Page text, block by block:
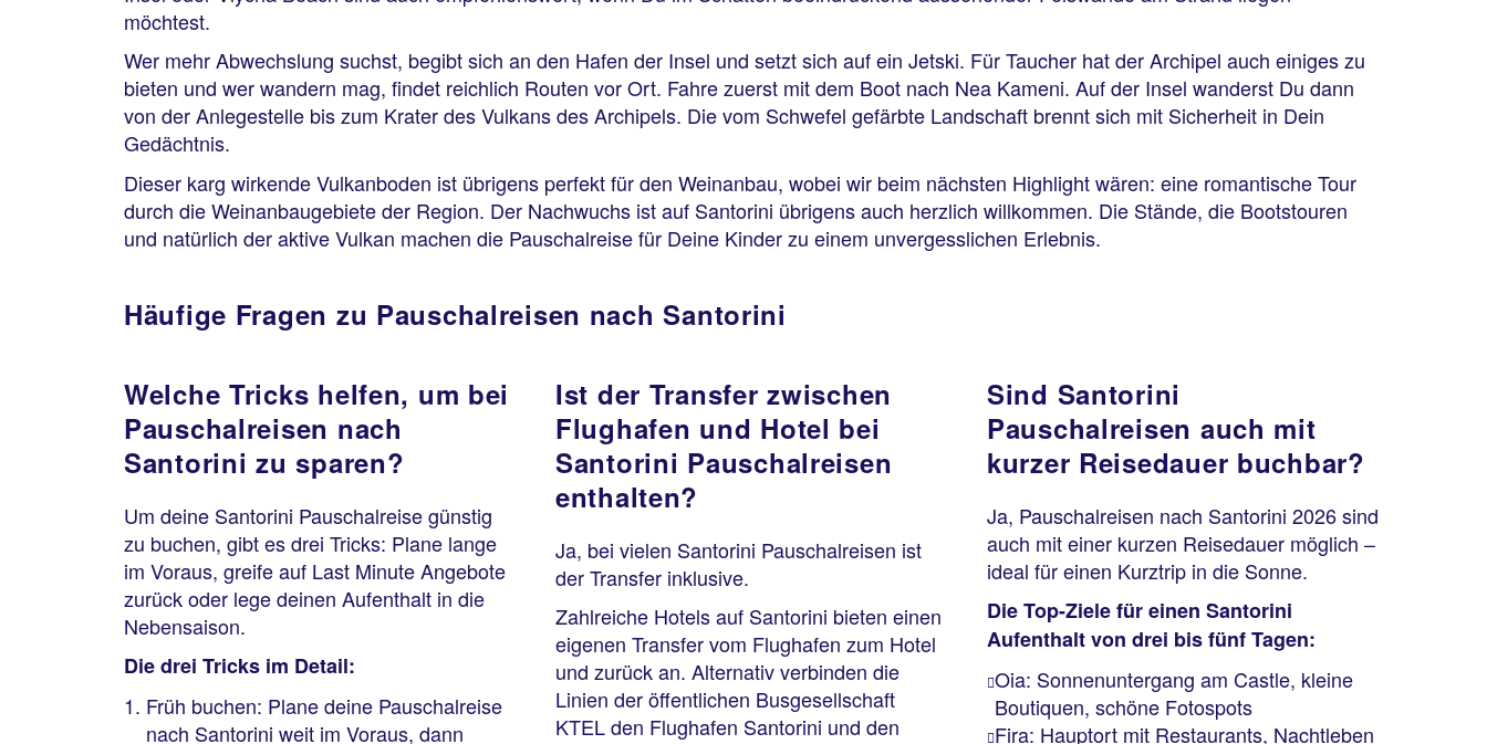
möchtest.
Wer mehr Abwechslung suchst, begibt sich an den Hafen der Insel und setzt sich auf ein Jetski. Für Taucher hat der Archipel auch einiges zu
bieten und wer wandern mag, findet reichlich Routen vor Ort. Fahre zuerst mit dem Boot nach Nea Kameni. Auf der Insel wanderst Du dann
von der Anlegestelle bis zum Krater des Vulkans des Archipels. Die vom Schwefel gefärbte Landschaft brennt sich mit Sicherheit in Dein
Gedächtnis.
Dieser karg wirkende Vulkanboden ist übrigens perfekt für den Weinanbau, wobei wir beim nächsten Highlight wären: eine romantische Tour
durch die Weinanbaugebiete der Region. Der Nachwuchs ist auf Santorini übrigens auch herzlich willkommen. Die Stände, die Bootstouren
und natürlich der aktive Vulkan machen die Pauschalreise für Deine Kinder zu einem unvergesslichen Erlebnis.
Häufige Fragen zu Pauschalreisen nach Santorini
Welche Tricks helfen, um bei
Pauschalreisen nach
Santorini zu sparen?
Um deine Santorini Pauschalreise günstig
zu buchen, gibt es drei Tricks: Plane lange
im Voraus, greife auf Last Minute Angebote
zurück oder lege deinen Aufenthalt in die
Nebensaison.
Die drei Tricks im Detail:
Früh buchen: Plane deine Pauschalreise
nach Santorini weit im Voraus, dann
Ist der Transfer zwischen
Flughafen und Hotel bei
Santorini Pauschalreisen
enthalten?
Ja, bei vielen Santorini Pauschalreisen ist
der Transfer inklusive.
Zahlreiche Hotels auf Santorini bieten einen
eigenen Transfer vom Flughafen zum Hotel
und zurück an. Alternativ verbinden die
Linien der öffentlichen Busgesellschaft
KTEL den Flughafen Santorini und den
Sind Santorini
Pauschalreisen auch mit
kurzer Reisedauer buchbar?
Ja, Pauschalreisen nach Santorini 2026 sind
auch mit einer kurzen Reisedauer möglich –
ideal für einen Kurztrip in die Sonne.
Die Top-Ziele für einen Santorini
Aufenthalt von drei bis fünf Tagen:
Oia: Sonnenuntergang am Castle, kleine
Boutiquen, schöne Fotospots
Fira: Hauptort mit Restaurants, Nachtleben